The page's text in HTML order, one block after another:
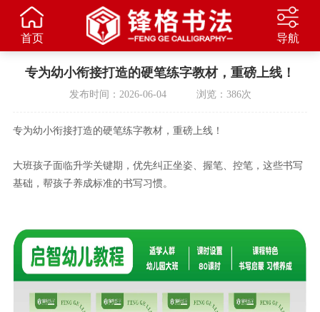
首页 导航
专为幼小衔接打造的硬笔练字教材，重磅上线！
发布时间：2026-06-04 浏览：386次
专为幼小衔接打造的硬笔练字教材， 重磅上线！
大班孩子面临升学关键期，优先纠正坐姿、握笔、控笔，这些书写
基础 ， 帮孩子养成标准的书写习惯。